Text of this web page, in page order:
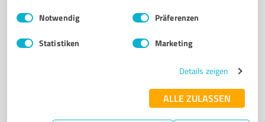
Impressum Datenschutzbestimmungen
Einwilligungsauswahl
Notwendig Präferenzen
Statistiken Marketing
Details zeigen
ALLE ZULASSEN
Maass Bleche UG (haftungsbeschränkt)
Zubehör
LIEFERUNG DEUTSCHLANDWEIT